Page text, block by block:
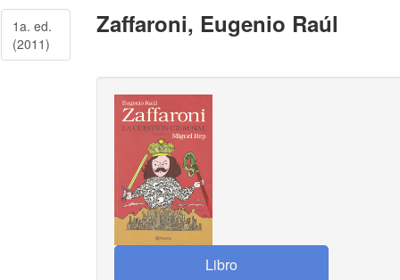
1a. ed.
(2011)
Zaffaroni, Eugenio Raúl